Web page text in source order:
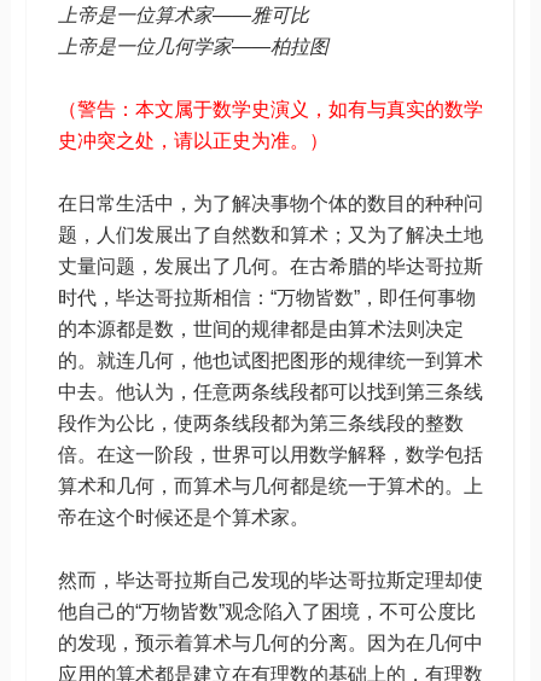
上帝是一位算术家——雅可比
上帝是一位几何学家——柏拉图
（警告：本文属于数学史演义，如有与真实的数学
史冲突之处，请以正史为准。）
在日常生活中，为了解决事物个体的数目的种种问
题，人们发展出了自然数和算术；又为了解决土地
丈量问题，发展出了几何。在古希腊的毕达哥拉斯
时代，毕达哥拉斯相信：“万物皆数”，即任何事物
的本源都是数，世间的规律都是由算术法则决定
的。就连几何，他也试图把图形的规律统一到算术
中去。他认为，任意两条线段都可以找到第三条线
段作为公比，使两条线段都为第三条线段的整数
倍。在这一阶段，世界可以用数学解释，数学包括
算术和几何，而算术与几何都是统一于算术的。上
帝在这个时候还是个算术家。
然而，毕达哥拉斯自己发现的毕达哥拉斯定理却使
他自己的“万物皆数”观念陷入了困境，不可公度比
的发现，预示着算术与几何的分离。因为在几何中
应用的算术都是建立在有理数的基础上的，有理数